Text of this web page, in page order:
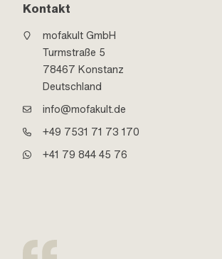
Kontakt
mofakult GmbH
Turmstraße 5
78467 Konstanz
Deutschland
info@mofakult.de
+49 7531 71 73 170
+41 79 844 45 76